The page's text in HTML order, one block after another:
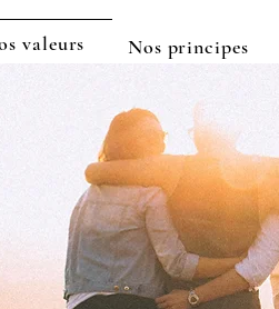
valeurs Nos principes